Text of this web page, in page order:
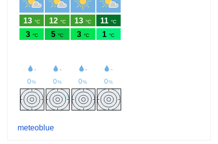
meteoblue